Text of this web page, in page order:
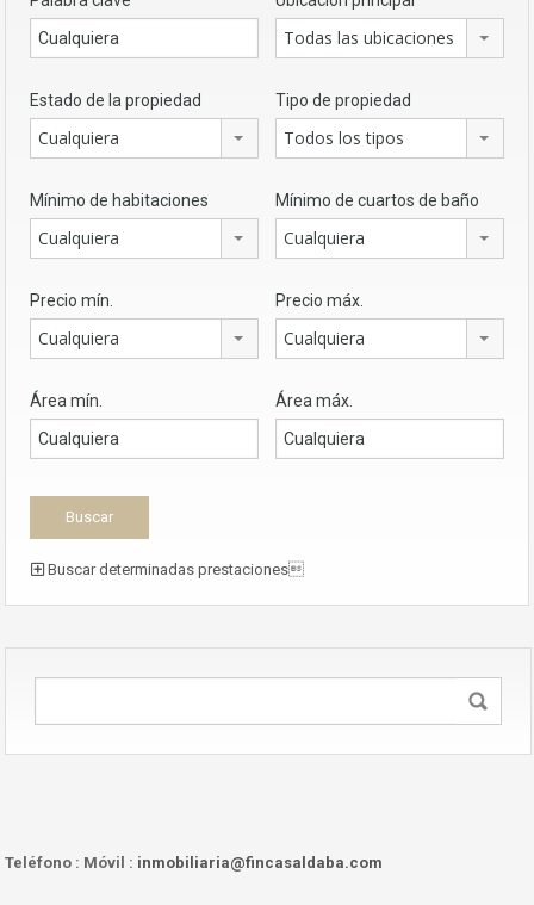
Todas las ubicaciones
Estado de la propiedad
Cualquiera
Tipo de propiedad
Todos los tipos
Mínimo de habitaciones
Cualquiera
Mínimo de cuartos de baño
Cualquiera
Precio mín.
Cualquiera
Precio máx.
Cualquiera
Área mín. Área máx.
Buscar determinadas prestaciones
Teléfono : Móvil : inmobiliaria@fincasaldaba.com